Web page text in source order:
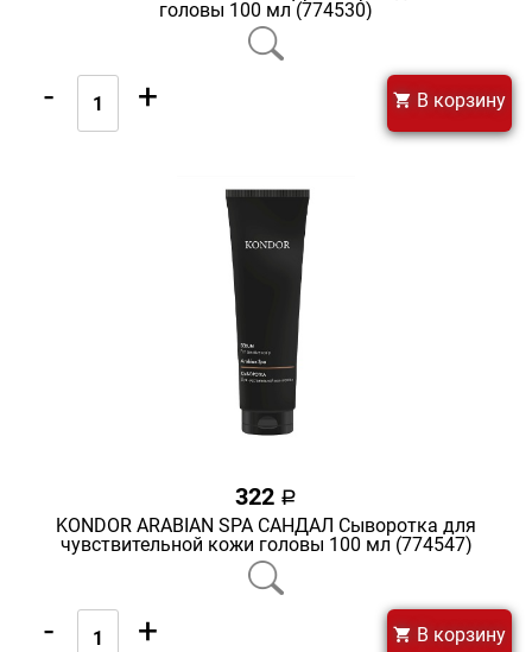
головы 100 мл (774530)
- + В корзину
322 a
KONDOR ARABIAN SPA САНДАЛ Сыворотка для
чувствительной кожи головы 100 мл (774547)
- + В корзину